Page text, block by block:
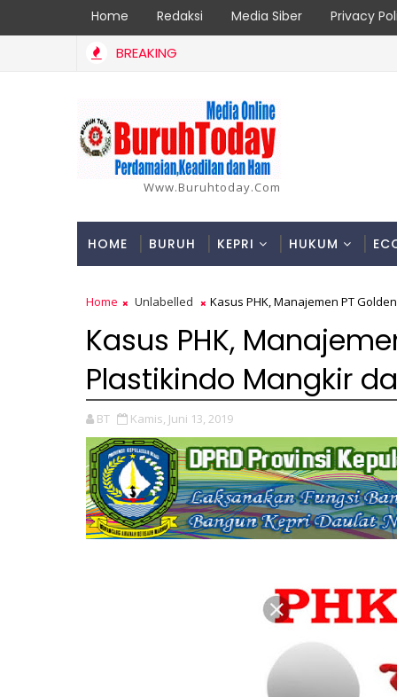
Home Redaksi Media Siber Privacy
BREAKING
Www.buruhtoday.com
HOME BURUH KEPRI HUKUM
Home Unlabelled Kasus PHK, Manajemen PT
Kasus PHK,
Plastikindo Mangkir
BT Kamis, Juni 13, 2019